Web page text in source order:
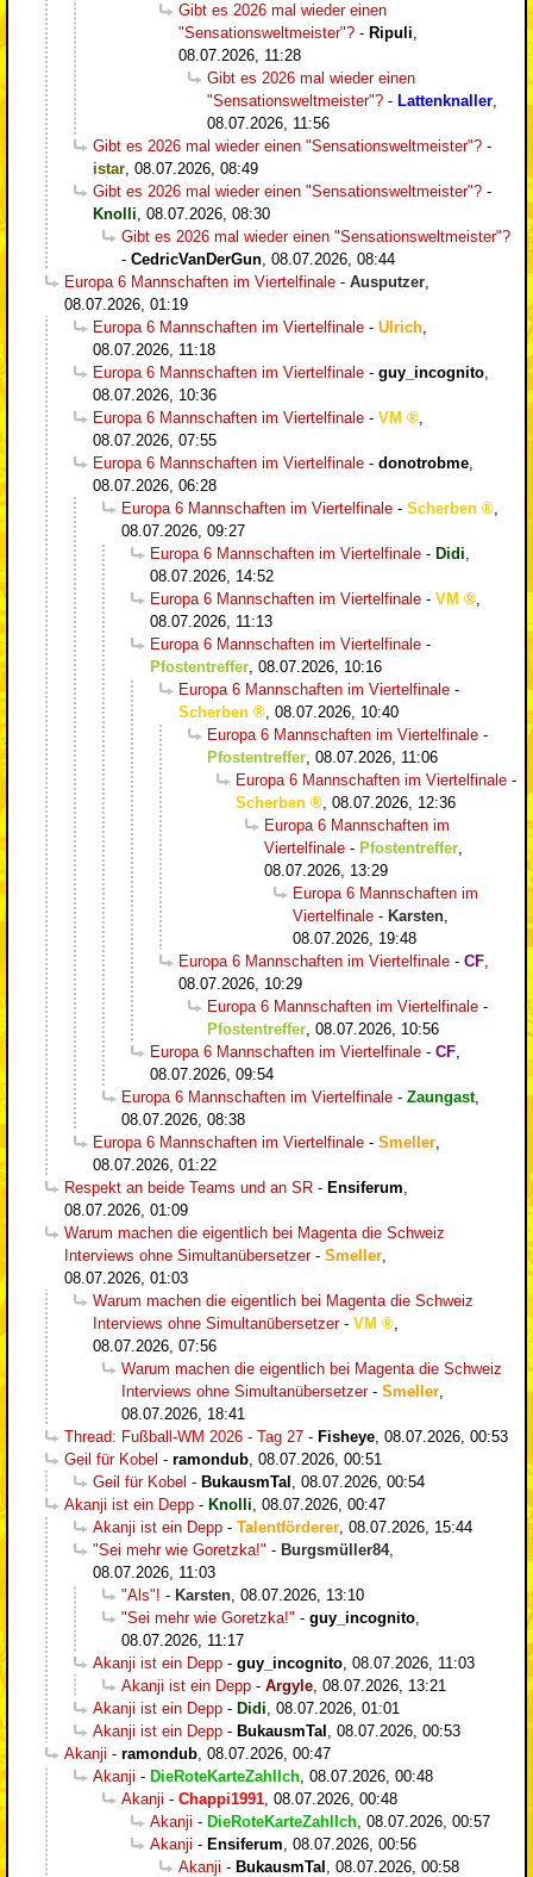
Gibt es 2026 mal wieder einen
"Sensationsweltmeister"? - Ripuli
08.07.2026, 11:28
Gibt es 2026 mal wieder einen
"Sensationsweltmeister"? - Lattenknaller
08.07.2026, 11:56
Gibt es 2026 mal wieder einen "Sensationsweltmeister"? -
istar 08.07.2026, 08:49
Gibt es 2026 mal wieder einen "Sensationsweltmeister"? -
Knolli 08.07.2026, 08:30
Gibt es 2026 mal wieder einen "Sensationsweltmeister"?
- CedricVanDerGun 08.07.2026, 08:44
Europa 6 Mannschaften im Viertelfinale - Ausputzer
08.07.2026, 01:19
Europa 6 Mannschaften im Viertelfinale - Ulrich
08.07.2026, 11:18
Europa 6 Mannschaften im Viertelfinale - guy_incognito
08.07.2026, 10:36
Europa 6 Mannschaften im Viertelfinale - VM
08.07.2026, 07:55
Europa 6 Mannschaften im Viertelfinale - donotrobme
08.07.2026, 06:28
Europa 6 Mannschaften im Viertelfinale - Scherben
08.07.2026, 09:27
Europa 6 Mannschaften im Viertelfinale - Didi
08.07.2026, 14:52
Europa 6 Mannschaften im Viertelfinale - VM
08.07.2026, 11:13
Europa 6 Mannschaften im Viertelfinale -
Pfostentreffer 08.07.2026, 10:16
Europa 6 Mannschaften im Viertelfinale -
Scherben
08.07.2026, 10:40
Europa 6 Mannschaften im Viertelfinale -
Pfostentreffer 08.07.2026, 11:06
Europa 6 Mannschaften im Viertelfinale -
Scherben
08.07.2026, 12:36
Europa 6 Mannschaften im
Viertelfinale - Pfostentreffer
08.07.2026, 13:29
Europa 6 Mannschaften im
Viertelfinale - Karsten
08.07.2026, 19:48
Europa 6 Mannschaften im Viertelfinale - CF
08.07.2026, 10:29
Europa 6 Mannschaften im Viertelfinale -
Pfostentreffer 08.07.2026, 10:56
Europa 6 Mannschaften im Viertelfinale - CF
08.07.2026, 09:54
Europa 6 Mannschaften im Viertelfinale - Zaungast,
08.07.2026, 08:38
Europa 6 Mannschaften im Viertelfinale - Smeller
08.07.2026, 01:22
Respekt an beide Teams und an SR - Ensiferum
08.07.2026, 01:09
Warum machen die eigentlich bei Magenta die Schweiz
Interviews ohne Simultanübersetzer- Smeller
08.07.2026, 01:03
Warum machen die eigentlich bei Magenta die Schweiz
Interviews ohne Simultanübersetzer- VM
08.07.2026, 07:56
Warum machen die eigentlich bei Magenta die Schweiz
Interviews ohne Simultanübersetzer- Smeller
08.07.2026, 18:41
Thread: Fußball-WM 2026 - Tag 27 - Fisheye 08.07.2026, 00:53
Geil für Kobel - ramondub 08.07.2026, 00:51
Geil für Kobel - BukausmTal
08.07.2026, 00:54
Akanji ist ein Depp - Knolli 08.07.2026, 00:47
Akanji ist ein Depp - Talentförderer 08.07.2026, 15:44
"Sei mehr wie Goretzka!" - Burgsmüller84,
08.07.2026, 11:03
"Als"! - Karsten 08.07.2026, 13:10
"Sei mehr wie Goretzka!" - guy_incognito
08.07.2026, 11:17
Akanji ist ein Depp - guy_incognito 08.07.2026, 11:03
Akanji ist ein Depp - Argyle 08.07.2026, 13:21
Akanji ist ein Depp - Didi 08.07.2026, 01:01
Akanji ist ein Depp - BukausmTal
08.07.2026, 00:53
Akanji - ramondub 08.07.2026, 00:47
Akanji - DieRoteKarteZahlIch 08.07.2026, 00:48
Akanji - Chappi1991 08.07.2026, 00:48
Akanji - DieRoteKarteZahlIch 08.07.2026, 00:57
Akanji - Ensiferum 08.07.2026, 00:56
Akanji - BukausmTal
08.07.2026, 00:58